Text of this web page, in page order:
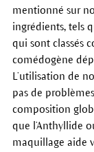
mentionné sur
ingrédients, tels
qui sont classés
comédogène
L’utilisation de
pas de
composition
que l’Anthyllide
maquillage aide